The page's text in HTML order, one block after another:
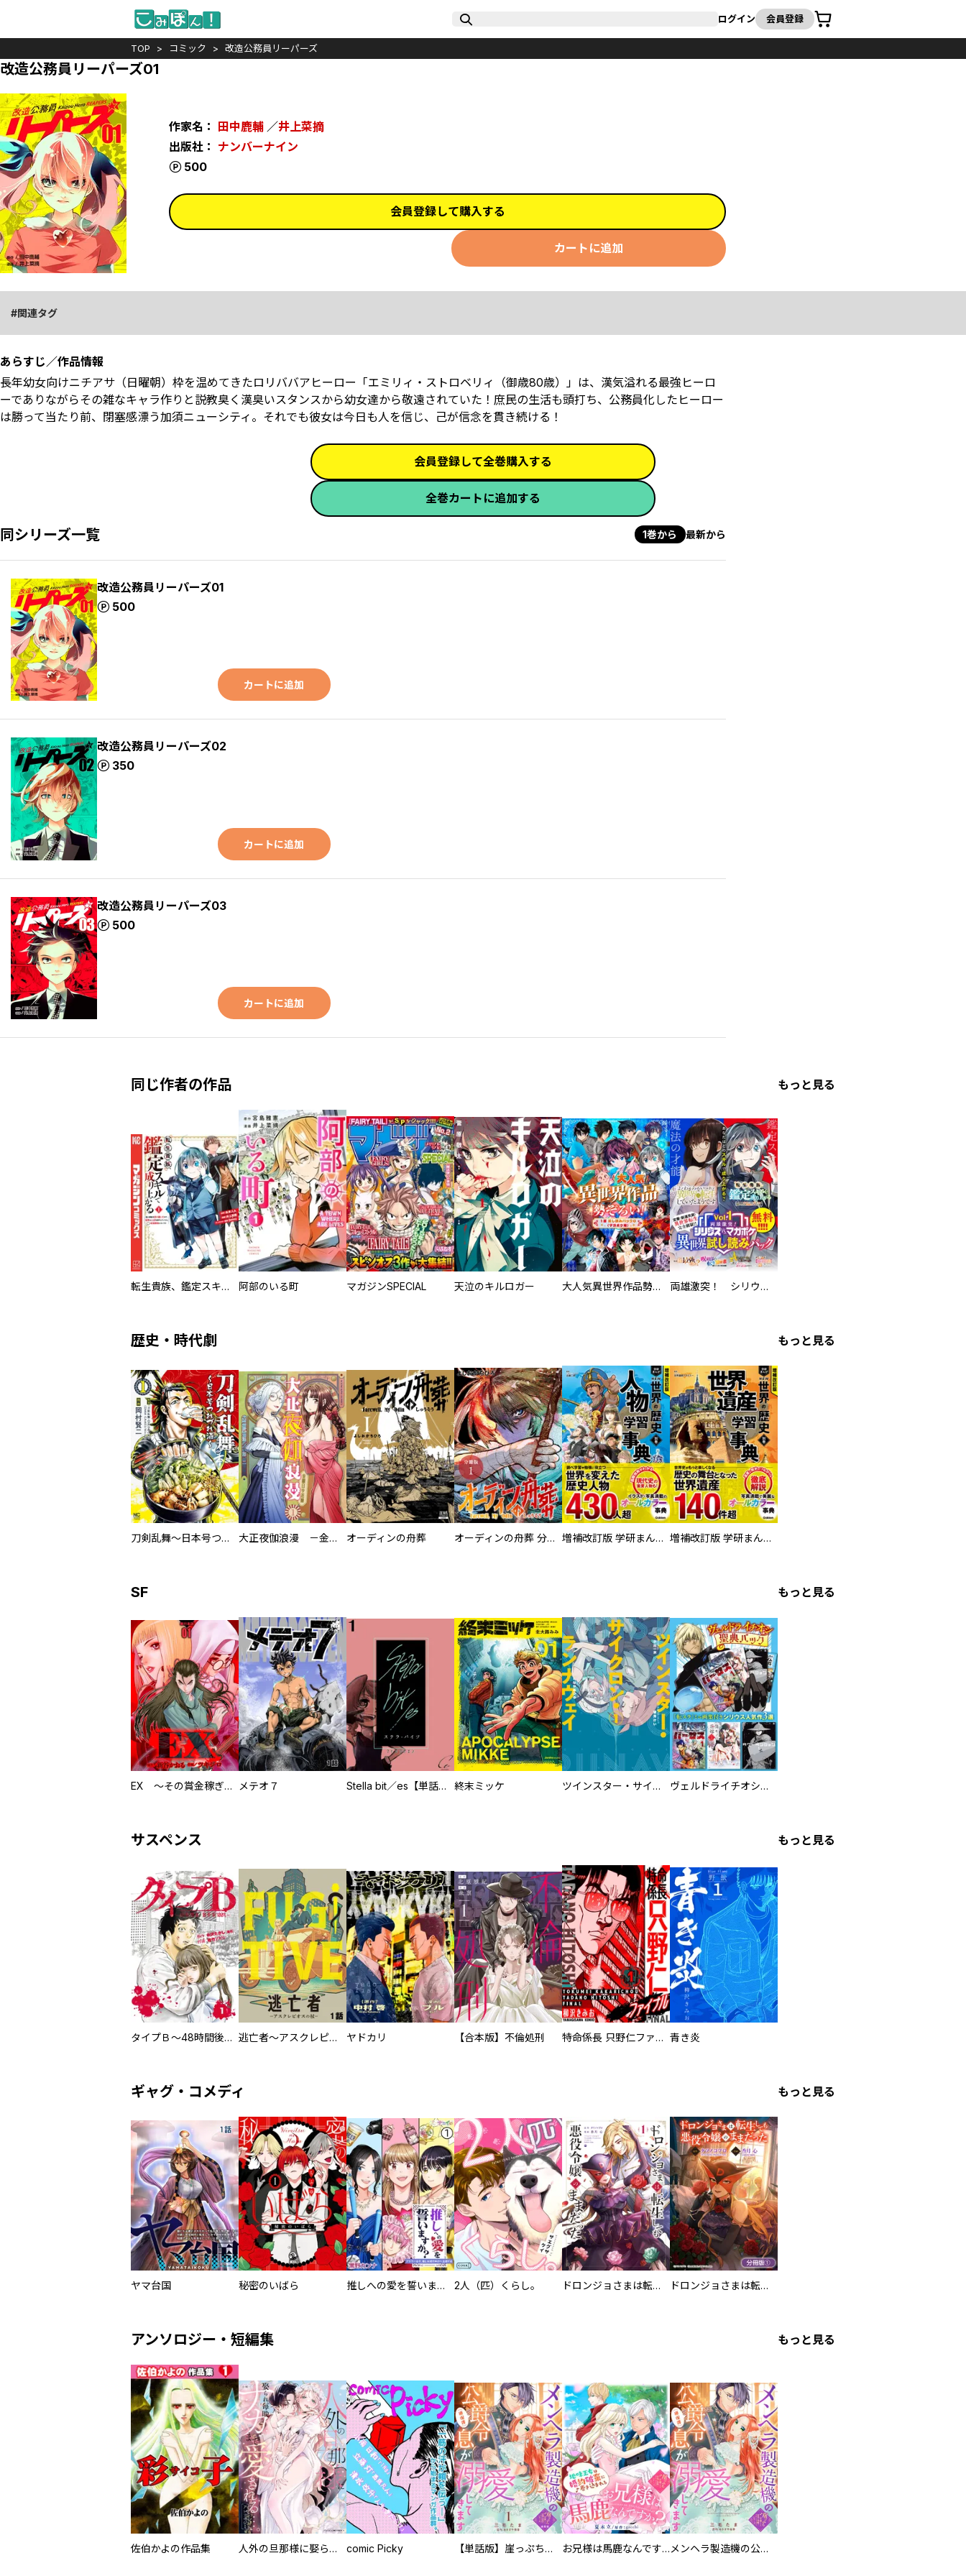
ログイン 会員登録
カート
TOP コミック 改造公務員リーパーズ
改造公務員リーパーズ01
作家名： 田中鹿輔 ／井上菜摘
出版社： ナンバーナイン
500
ポイント
会員登録して購入する
カートに追加
関連タグ
あらすじ／作品情報
長年幼女向けニチアサ（日曜朝）枠を温めてきたロリババアヒーロー「エミリィ・ストロベリィ（御歳80歳）」は、漢気溢れる最強ヒーロ
ーでありながらその雑なキャラ作りと説教臭く漢臭いスタンスから幼女達から敬遠されていた！庶民の生活も頭打ち、公務員化したヒーロー
は勝って当たり前、閉塞感漂う加須ニューシティ。それでも彼女は今日も人を信じ、己が信念を貫き続ける！
会員登録して全巻購入する
全巻カートに追加する
同シリーズ一覧 1巻から 最新から
改造公務員リーパーズ01
500
ポイント
カートに追加
改造公務員リーパーズ02
350
ポイント
カートに追加
改造公務員リーパーズ03
500
ポイント
カートに追加
同じ作者の作品 もっと見る
転生貴族、鑑定スキルで成り上がる ～弱小領地を受け継いだので、優秀な人材を増やしていたら、最強領地になってた～ 阿部のいる町 マガジンSPECIAL 天泣のキルロガー 大人気異世界作品勢ぞろい！ １話試し読みパック１（マガポケ版） 両雄激突！ シリウスｖｓ．マガジン異世界試し読みパック
歴史・時代劇 もっと見る
刀剣乱舞～日本号つれづれ酒～ 大正夜伽浪漫 －金曜日の花嫁— オーディンの舟葬 オーディンの舟葬 分冊版 増補改訂版 学研まんが NEW世界の歴史 別巻 人物学習事典 増補改訂版 学研まんが NEW世界の歴史 別巻 世界遺産学習事典
SF もっと見る
EX ～その賞金稼ぎは、世界の出口を探す～【単行本版】 メテオ７ Stella bit／es【単話版】 終末ミッケ ツインスター・サイクロン・ランナウェイ ヴェルドライチオシ聖典パック 『転スラ』ミニ画集付き シリウス人気作３選
サスペンス もっと見る
タイプＢ～48時間後、致死率100％～【単話】 逃亡者～アスクレピオスの杖～ ヤドカリ 【合本版】不倫処刑 特命係長 只野仁ファイナル 愛蔵版 青き炎
ギャグ・コメディ もっと見る
ヤマ台国 秘密のいばら 推しへの愛を誓いますか？～アラサー女子、推しは逃げぬが人生逃げる～ 2人（匹）くらし。 ドロンジョさまは転生しても悪役令嬢のままだった ドロンジョさまは転生しても悪役令嬢のままだった【分冊版】
アンソロジー・短編集 もっと見る
佐伯かよの作品集 人外の旦那様に娶られ毎晩ナカまで愛される…。アンソロジー comic Picky 【単話版】崖っぷち令嬢ですが、意地と策略で幸せになります！シリーズ お兄様は馬鹿なんですか？～地味王女は婚約破棄に巻き込まれる～ メンヘラ製造機の公爵令息（過保護）が溺愛してきます